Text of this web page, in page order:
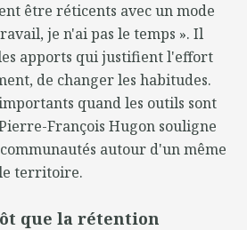
être réticents avec un mode
je n'ai pas le temps ». Il
apports qui justifient l'effort
de changer les habitudes.
quand les outils sont
François Hugon souligne
autour d'un même
territoire.
que la rétention